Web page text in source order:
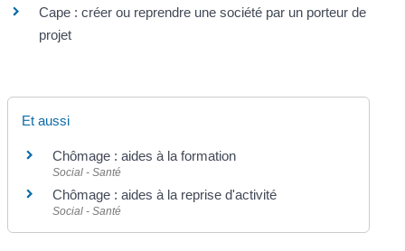
Cape : créer ou reprendre une société par un porteur de
projet
Et aussi
Chômage : aides à la formation
Social - Santé
Chômage : aides à la reprise d'activité
Social - Santé